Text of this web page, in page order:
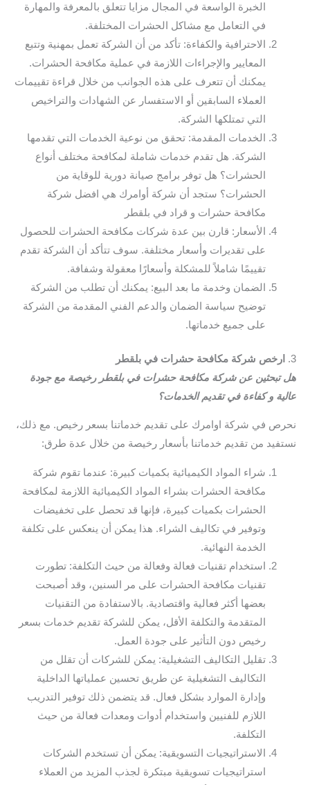
الخبرة الواسعة في المجال مزايا تتعلق بالمعرفة والمهارة
في التعامل مع مشاكل الحشرات المختلفة.
الاحترافية والكفاءة: تأكد من أن الشركة تعمل بمهنية وتتبع
المعايير والإجراءات اللازمة في عملية مكافحة الحشرات.
يمكنك أن تتعرف على هذه الجوانب من خلال قراءة تقييمات
العملاء السابقين أو الاستفسار عن الشهادات والتراخيص
التي تمتلكها الشركة.
الخدمات المقدمة: تحقق من نوعية الخدمات التي تقدمها
الشركة. هل تقدم خدمات شاملة لمكافحة مختلف أنواع
الحشرات؟ هل توفر برامج صيانة دورية للوقاية من
الحشرات؟ ستجد أن شركة أوامرك هي افضل شركة
مكافحة حشرات و قراد في بلقطر
الأسعار: قارن بين عدة شركات مكافحة الحشرات للحصول
على تقديرات وأسعار مختلفة. سوف تتأكد أن الشركة تقدم
تقييمًا شاملاً للمشكلة وأسعارًا معقولة وشفافة.
الضمان وخدمة ما بعد البيع: يمكنك أن تطلب من الشركة
توضيح سياسة الضمان والدعم الفني المقدمة من الشركة
على جميع خدماتها.
3.
ارخص شركة مكافحة حشرات في بلقطر
هل تبحثين عن شركة مكافحة حشرات في بلقطر رخيصة مع جودة
عالية و كفاءة في تقديم الخدمات؟
نحرص في شركة اوامرك على تقديم خدماتنا بسعر رخيص. مع ذلك،
نستفيد من تقديم خدماتنا بأسعار رخيصة من خلال عدة طرق:
شراء المواد الكيميائية بكميات كبيرة: عندما تقوم شركة
مكافحة الحشرات بشراء المواد الكيميائية اللازمة لمكافحة
الحشرات بكميات كبيرة، فإنها قد تحصل على تخفيضات
وتوفير في تكاليف الشراء. هذا يمكن أن ينعكس على تكلفة
الخدمة النهائية.
استخدام تقنيات فعالة وفعالة من حيث التكلفة: تطورت
تقنيات مكافحة الحشرات على مر السنين، وقد أصبحت
بعضها أكثر فعالية واقتصادية. بالاستفادة من التقنيات
المتقدمة والتكلفة الأقل، يمكن للشركة تقديم خدمات بسعر
رخيص دون التأثير على جودة العمل.
تقليل التكاليف التشغيلية: يمكن للشركات أن تقلل من
التكاليف التشغيلية عن طريق تحسين عملياتها الداخلية
وإدارة الموارد بشكل فعال. قد يتضمن ذلك توفير التدريب
اللازم للفنيين واستخدام أدوات ومعدات فعالة من حيث
التكلفة.
الاستراتيجيات التسويقية: يمكن أن تستخدم الشركات
استراتيجيات تسويقية مبتكرة لجذب المزيد من العملاء